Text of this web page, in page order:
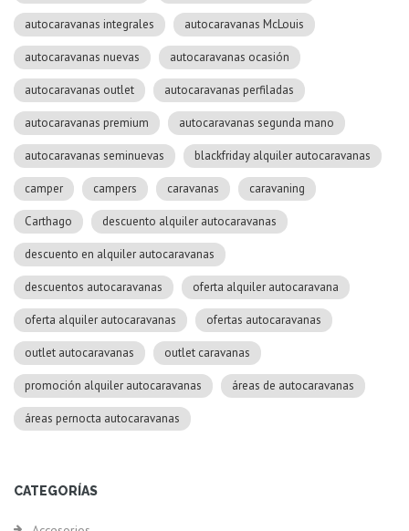
autocaravanas integrales autocaravanas McLouis
autocaravanas nuevas autocaravanas ocasión
autocaravanas outlet autocaravanas perfiladas
autocaravanas premium autocaravanas segunda mano
autocaravanas seminuevas blackfriday alquiler autocaravanas
camper campers caravanas caravaning
Carthago descuento alquiler autocaravanas
descuento en alquiler autocaravanas
descuentos autocaravanas oferta alquiler autocaravana
oferta alquiler autocaravanas ofertas autocaravanas
outlet autocaravanas outlet caravanas
promoción alquiler autocaravanas áreas de autocaravanas
áreas pernocta autocaravanas
CATEGORÍAS